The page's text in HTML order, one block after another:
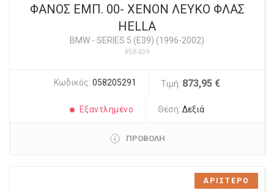
ΦΑΝΟΣ ΕΜΠ. 00- XENON ΛΕΥΚΟ ΦΛΑΣ
HELLA
BMW - SERIES 5 (E39) (1996-2002)
#58409
Κωδικός: 058205291 Τιμή: 873,95 €
Εξαντλημένο Θέση:Δεξιά
ΠΡΟΒΟΛΗ
ΑΡΙΣΤΕΡΟ